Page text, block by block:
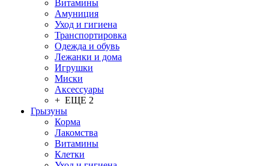
Витамины
Амуниция
Уход и гигиена
Транспортировка
Одежда и обувь
Лежанки и дома
Игрушки
Миски
Аксессуары
+ ЕЩЕ 2
Грызуны
Корма
Лакомства
Витамины
Клетки